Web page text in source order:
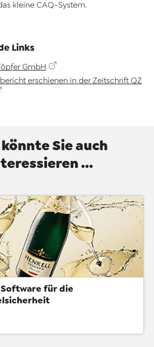
kleine CAQ-System.
Links
GmbH
erschienen in der Zeitschrift QZ
könnte Sie auch
...
Software für die